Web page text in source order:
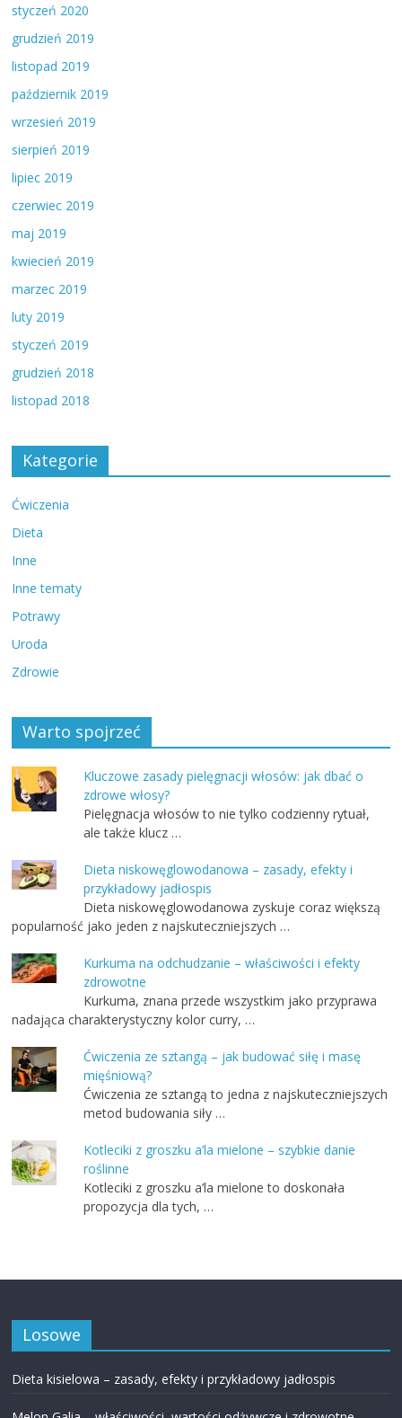
styczeń 2020
grudzień 2019
listopad 2019
październik 2019
wrzesień 2019
sierpień 2019
lipiec 2019
czerwiec 2019
maj 2019
kwiecień 2019
marzec 2019
luty 2019
styczeń 2019
grudzień 2018
listopad 2018
Kategorie
Ćwiczenia
Dieta
Inne
Inne tematy
Potrawy
Uroda
Zdrowie
Warto spojrzeć
Kluczowe zasady pielęgnacji włosów: jak dbać o
zdrowe włosy?
Pielęgnacja włosów to nie tylko codzienny rytuał,
ale także klucz …
Dieta niskowęglowodanowa – zasady, efekty i
przykładowy jadłospis
Dieta niskowęglowodanowa zyskuje coraz większą
popularność jako jeden z najskuteczniejszych …
Kurkuma na odchudzanie – właściwości i efekty
zdrowotne
Kurkuma, znana przede wszystkim jako przyprawa
nadająca charakterystyczny kolor curry, …
Ćwiczenia ze sztangą – jak budować siłę i masę
mięśniową?
Ćwiczenia ze sztangą to jedna z najskuteczniejszych
metod budowania siły …
Kotleciki z groszku a’la mielone – szybkie danie
roślinne
Kotleciki z groszku a’la mielone to doskonała
propozycja dla tych, …
Losowe
Dieta kisielowa – zasady, efekty i przykładowy jadłospis